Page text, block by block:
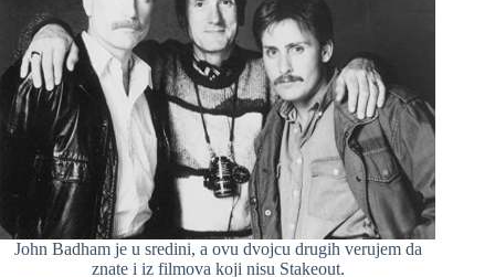
John Badham je u sredini, a ovu dvojcu drugih verujem da
znate i iz filmova koji nisu Stakeout.